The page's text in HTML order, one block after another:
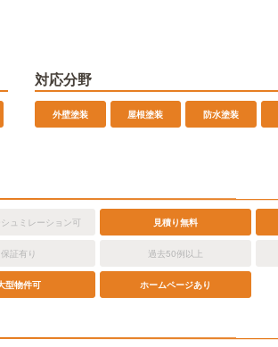
対応分野
外壁塗装 屋根塗装 防水塗装
ュミレーション可 見積り無料
保証有り 過去50例以上
型物件可 ホームページあり